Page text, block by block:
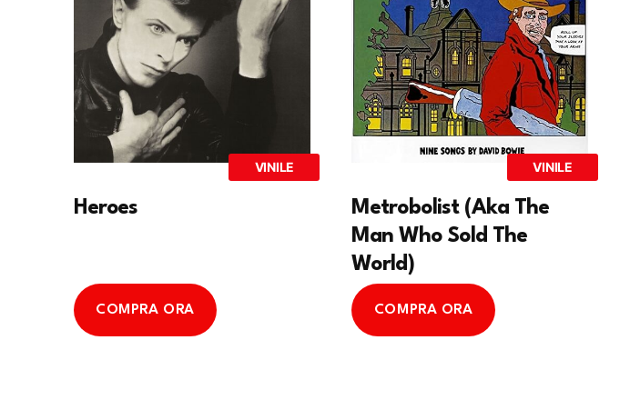
VINILE
Heroes
COMPRA ORA
VINILE
Metrobolist (Aka The
Man Who Sold The
World)
COMPRA ORA